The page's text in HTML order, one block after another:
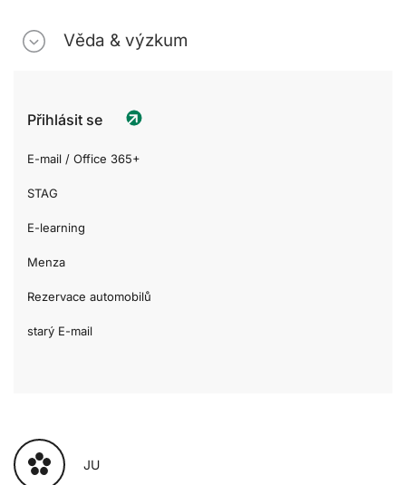
Věda & výzkum
Přihlásit se
E-mail / Office 365+
STAG
E-learning
Menza
Rezervace automobilů
starý E-mail
JU